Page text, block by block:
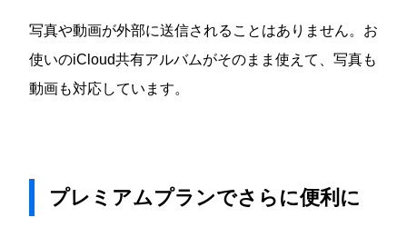
写真や動画が外部に送信されることはありません。お
使いのiCloud共有アルバムがそのまま使えて、写真も
動画も対応しています。
プレミアムプランでさらに便利に